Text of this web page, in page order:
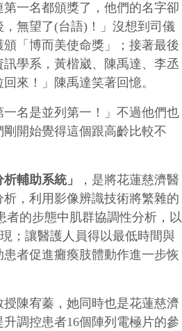
一名都頒獎了，他們的名字卻
無望了(台語)！」沒想到司儀
「博而美使命獎」；接著最後
學系，黃楷崴、陳禹達、李丞
來！」陳禹達笑著回憶。
名是並列第一！」不過他們也
開始覺得這個跟高齡比較不
輔助系統」
，是將花蓮慈濟醫
析，利用影像辨識技術將繁雜的
者的步態中肌群協調性分析，以
；讓醫護人員得以最低時間與
者促進癱瘓肢體動作進一步恢
陳宥蓁，她同時也是花蓮慈濟
調控患者16個陣列電極片的參